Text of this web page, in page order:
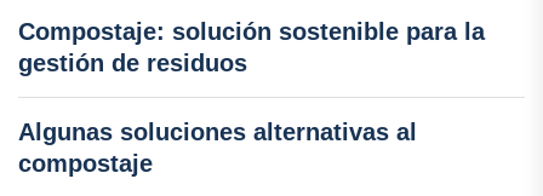
Compostaje: solución sostenible para la
gestión de residuos
Algunas soluciones alternativas al
compostaje